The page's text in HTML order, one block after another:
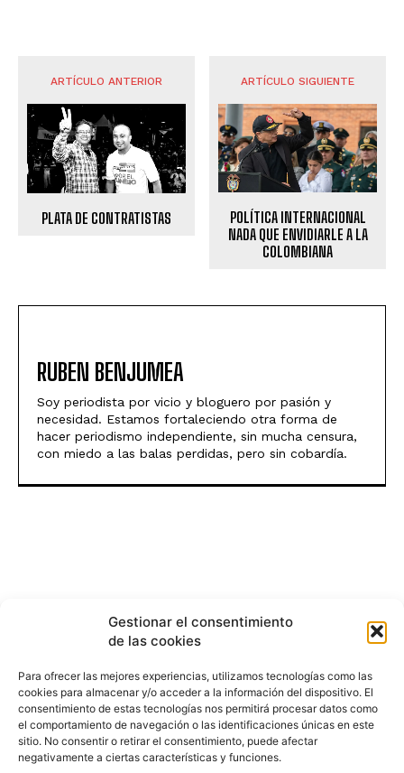
Gestionar el consentimiento
de las cookies
Para ofrecer las mejores experiencias, utilizamos tecnologías como las
cookies para almacenar y/o acceder a la información del dispositivo. El
consentimiento de estas tecnologías nos permitirá procesar datos como
el comportamiento de navegación o las identificaciones únicas en este
sitio. No consentir o retirar el consentimiento, puede afectar
negativamente a ciertas características y funciones.
ARTÍCULO ANTERIOR
PLATA DE CONTRATISTAS
ARTÍCULO SIGUIENTE
POLÍTICA INTERNACIONAL
NADA QUE ENVIDIARLE A LA
COLOMBIANA
RUBEN BENJUMEA
Soy periodista por vicio y bloguero por pasión y
necesidad. Estamos fortaleciendo otra forma de
hacer periodismo independiente, sin mucha censura,
con miedo a las balas perdidas, pero sin cobardía.